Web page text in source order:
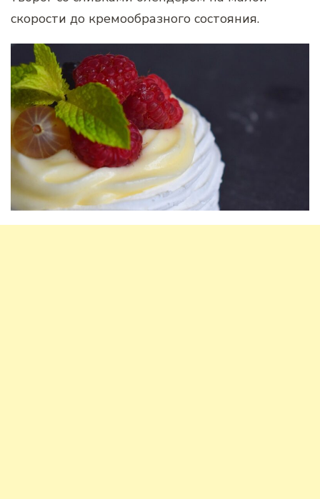
скорости до кремообразного состояния.